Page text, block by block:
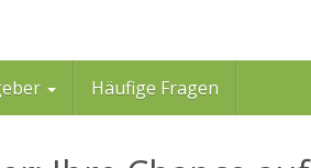
Häufige Fragen